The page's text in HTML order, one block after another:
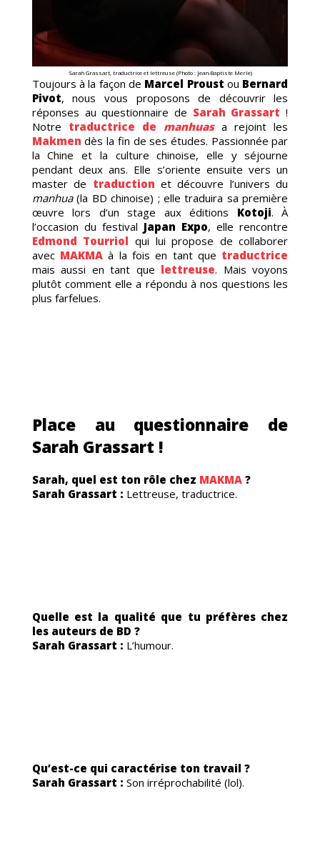
Sarah Grassart, traductrice et lettreuse (Photo : Jean-Baptiste Merle)
Toujours à la façon de Marcel Proust ou Bernard
Pivot, nous vous proposons de découvrir les
réponses au questionnaire de Sarah Grassart !
Notre traductrice de manhuasa rejoint les
Makmen dès la fin de ses études. Passionnée par
la Chine et la culture chinoise, elle y séjourne
pendant deux ans. Elle s’oriente ensuite vers un
master de traduction et découvre l’univers du
manhua(la BD chinoise) ; elle traduira sa première
œuvre lors d’un stage aux éditions Kotoji. À
l’occasion du festival Japan Expo, elle rencontre
Edmond Tourriol qui lui propose de collaborer
avec MAKMA à la fois en tant que traductrice
mais aussi en tant que lettreuse. Mais voyons
plutôt comment elle a répondu à nos questions les
plus farfelues.
Place au questionnaire de
Sarah Grassart !
Sarah, quel est ton rôle chez MAKMA?
Sarah Grassart : Lettreuse, traductrice.
Quelle est la qualité que tu préfères chez
les auteurs de BD ?
Sarah Grassart : L’humour.
Qu’est-ce qui caractérise ton travail ?
Sarah Grassart : Son irréprochabilité (lol).